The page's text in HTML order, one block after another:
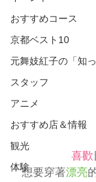
おすすめコース
京都ベスト10
元舞妓紅子の「知
スタッフ
アニメ
おすすめ店＆情報
観光
体験
喜歡
想要穿著漂亮